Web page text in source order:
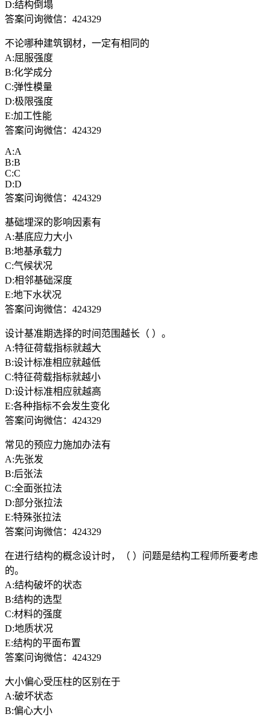
D:结构倒塌
答案问询微信：424329
不论哪种建筑钢材，一定有相同的
A:屈服强度
B:化学成分
C:弹性模量
D:极限强度
E:加工性能
答案问询微信：424329
A:A
B:B
C:C
D:D
答案问询微信：424329
基础埋深的影响因素有
A:基底应力大小
B:地基承载力
C:气候状况
D:相邻基础深度
E:地下水状况
答案问询微信：424329
设计基准期选择的时间范围越长（ ）。
A:特征荷载指标就越大
B:设计标准相应就越低
C:特征荷载指标就越小
D:设计标准相应就越高
E:各种指标不会发生变化
答案问询微信：424329
常见的预应力施加办法有
A:先张发
B:后张法
C:全面张拉法
D:部分张拉法
E:特殊张拉法
答案问询微信：424329
在进行结构的概念设计时，（ ）问题是结构工程师所要考虑
的。
A:结构破坏的状态
B:结构的选型
C:材料的强度
D:地质状况
E:结构的平面布置
答案问询微信：424329
大小偏心受压柱的区别在于
A:破坏状态
B:偏心大小